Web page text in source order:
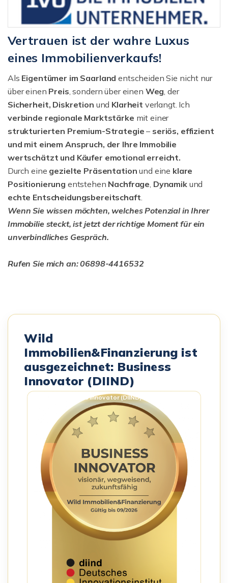
Vertrauen ist der wahre Luxus
eines Immobilienverkaufs!
Als Eigentümer im Saarland entscheiden Sie nicht nur
über einen Preis, sondern über einen Weg, der
Sicherheit, Diskretion und Klarheit verlangt. Ich
verbinde regionale Marktstärke mit einer
strukturierten Premium-Strategie – seriös, effizient
und mit einem Anspruch, der Ihre Immobilie
wertschätzt und Käufer emotional erreicht.
Durch eine gezielte Präsentation und eine klare
Positionierung entstehen Nachfrage, Dynamikund
echte Entscheidungsbereitschaft.
Wenn Sie wissen möchten, welches Potenzial in Ihrer
Immobilie steckt, ist jetzt der richtige Moment für ein
unverbindliches Gespräch.
Rufen Sie mich an: 06898-4416532
Wild
Immobilien&Finanzierung ist
ausgezeichnet: Business
Innovator (DIIND)
Business Innovator (DIIND) – Siegel